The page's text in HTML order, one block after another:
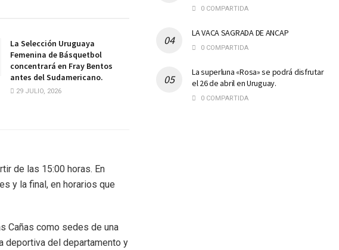
La Selección Uruguaya
Femenina de Básquetbol
concentrará en Fray Bentos
antes del Sudamericano.
29 JULIO, 2026
de las 15:00 horas. En
y la final, en horarios que
Cañas como sedes de una
deportiva del departamento y
0 COMPARTIDA
LA VACA SAGRADA DE ANCAP
0 COMPARTIDA
La superluna «Rosa» se podrá disfrutar
el 26 de abril en Uruguay.
0 COMPARTIDA